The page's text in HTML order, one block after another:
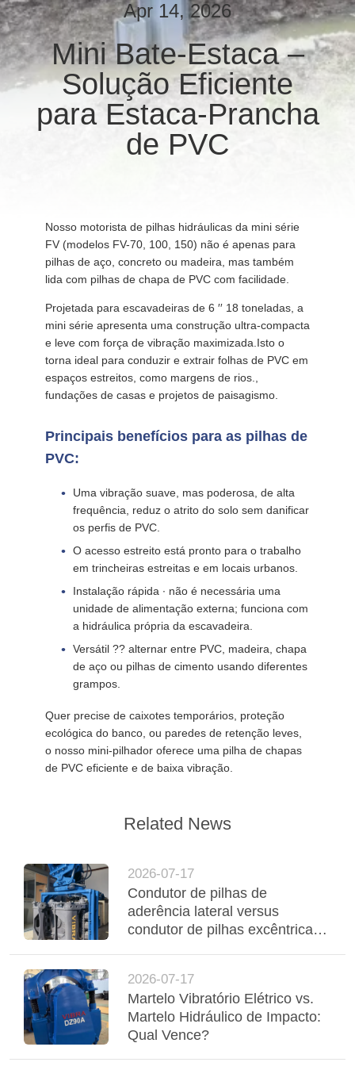
EXCURSÃO
DA
FÁBRICA
CONTROLE
QUALIDADE
NOS
NOTÍCIA
CASOS
PEÇA
CITAÇÕES
SITEMAP
PRIVACY
POLICY
Apr 14, 2026
Mini Bate-Estaca –
Solução Eficiente
para Estaca-Prancha
de PVC
Nosso motorista de pilhas hidráulicas da mini série
FV (modelos FV-70, 100, 150) não é apenas para
pilhas de aço, concreto ou madeira, mas também
lida com pilhas de chapa de PVC com facilidade.
Projetada para escavadeiras de 6 ′′ 18 toneladas, a
mini série apresenta uma construção ultra-compacta
e leve com força de vibração maximizada.Isto o
torna ideal para conduzir e extrair folhas de PVC em
espaços estreitos, como margens de rios.,
fundações de casas e projetos de paisagismo.
Principais benefícios para as pilhas de
PVC:
Uma vibração suave, mas poderosa, de alta
frequência, reduz o atrito do solo sem danificar
os perfis de PVC.
O acesso estreito está pronto para o trabalho
em trincheiras estreitas e em locais urbanos.
Instalação rápida ∙ não é necessária uma
unidade de alimentação externa; funciona com
a hidráulica própria da escavadeira.
Versátil ?? alternar entre PVC, madeira, chapa
de aço ou pilhas de cimento usando diferentes
grampos.
Quer precise de caixotes temporários, proteção
ecológica do banco, ou paredes de retenção leves,
o nosso mini-pilhador oferece uma pilha de chapas
de PVC eficiente e de baixa vibração.
Related News
2026-07-17
Condutor de pilhas de
aderência lateral versus
condutor de pilhas excêntricas:
2026-07-17
Martelo Vibratório Elétrico vs.
Martelo Hidráulico de Impacto:
Qual Vence?